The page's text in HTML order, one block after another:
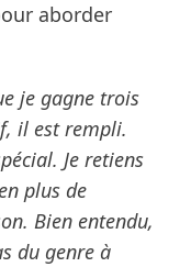
aborder
je gagne trois
il est rempli.
Je retiens
plus de
Bien entendu,
du genre à